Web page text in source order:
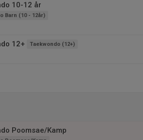
10-12 år
Barn (10 - 12år)
12+ Taekwondo (12+)
Poomsae/Kamp